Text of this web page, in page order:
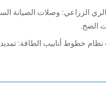
الزراعي: وصلات الصيانة
الضخ.
خطوط أنابيب الطاقة: تمديدات خطوط أنابيب